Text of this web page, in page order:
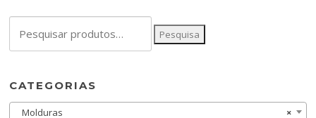
por:
Pesquisa
CATEGORIAS
×
Molduras